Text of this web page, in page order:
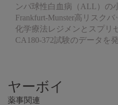
ンパ球性白血病（ALL）の
Frankfurt-Munster高リスク
化学療法レジメンとスプリ
CA180-372試験のデータを
ヤーボイ
薬事関連